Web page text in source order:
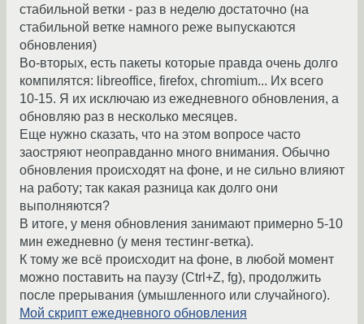
стабильной ветки - раз в неделю достаточно (на
стабильной ветке намного реже выпускаются
обновления)
Во-вторых, есть пакеты которые правда очень долго
компилятся: libreoffice, firefox, chromium... Их всего
10-15. Я их исключаю из ежедневного обновления, а
обновляю раз в несколько месяцев.
Еще нужно сказать, что на этом вопросе часто
заостряют неоправданно много внимания. Обычно
обновления происходят на фоне, и не сильно влияют
на работу; так какая разница как долго они
выполняются?
В итоге, у меня обновления занимают примерно 5-10
мин ежедневно (у меня тестинг-ветка).
К тому же всё происходит на фоне, в любой момент
можно поставить на паузу (Ctrl+Z, fg), продолжить
после прерывания (умышленного или случайного).
Мой скрипт ежедневного обновления